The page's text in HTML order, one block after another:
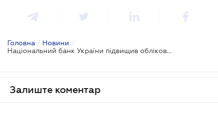
Головна / Новини /
Національний банк України підвищив облікову ставку
Залиште коментар